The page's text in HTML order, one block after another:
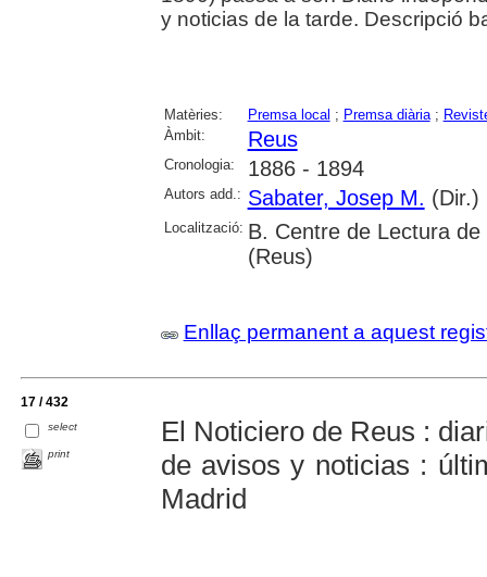
y noticias de la tarde. Descripció
Matèries: Premsa local ; Premsa diària;
Àmbit:
Reus
Cronologia: 1886 - 1894
Autors add.: Sabater, Josep M. (Dir.)
Localització: B. Centre de Lectura
(Reus)
Enllaç permanent a aquest
17 / 432
select
print
El Noticiero de Reus :
de avisos y noticias :
Madrid